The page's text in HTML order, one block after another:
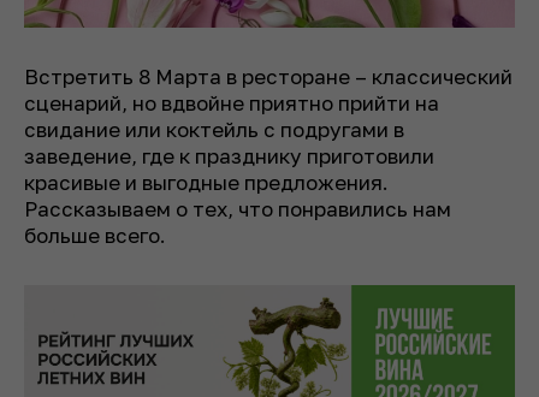
Встретить 8 Марта в ресторане – классический
сценарий, но вдвойне приятно прийти на
свидание или коктейль с подругами в
заведение, где к празднику приготовили
красивые и выгодные предложения.
Рассказываем о тех, что понравились нам
больше всего.